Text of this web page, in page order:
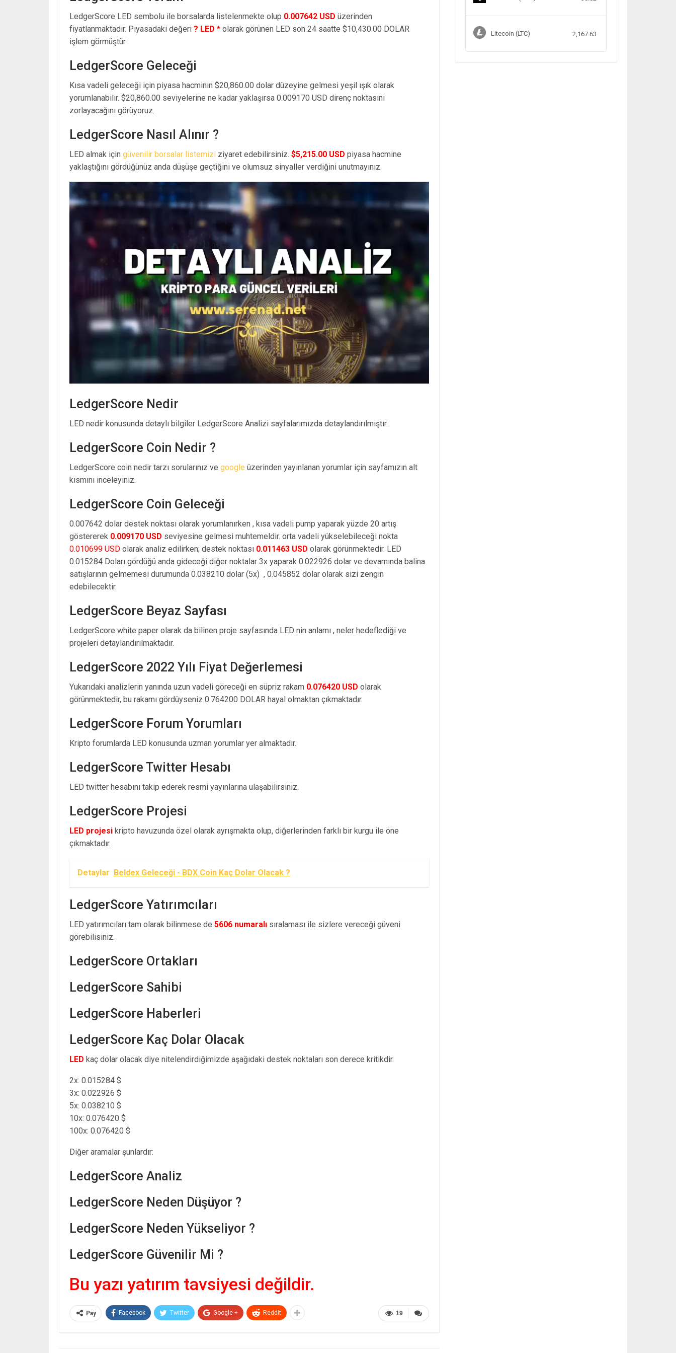
LedgerScore LED sembolu ile borsalarda listelenmekte olup 0.007642 USD üzerinden
fiyatlanmaktadır. Piyasadaki değeri ? LED * olarak görünen LED son 24 saatte $10,430.00 DOLAR
işlem görmüştür.
LedgerScore Geleceği
Kısa vadeli geleceği için piyasa hacminin $20,860.00 dolar düzeyine gelmesi yeşil ışık olarak
yorumlanabilir. $20,860.00 seviyelerine ne kadar yaklaşırsa 0.009170 USD direnç noktasını
zorlayacağını görüyoruz.
LedgerScore Nasıl Alınır ?
LED almak için güvenilir borsalar listemizi ziyaret edebilirsiniz. $5,215.00 USD piyasa hacmine
yaklaştığını gördüğünüz anda düşüşe geçtiğini ve olumsuz sinyaller verdiğini unutmayınız.
LedgerScore Nedir
LED nedir konusunda detaylı bilgiler LedgerScore Analizi sayfalarımızda detaylandırılmıştır.
LedgerScore Coin Nedir ?
LedgerScore coin nedir tarzı sorularınız ve google üzerinden yayınlanan yorumlar için sayfamızın alt
kısmını inceleyiniz.
LedgerScore Coin Geleceği
0.007642 dolar destek noktası olarak yorumlanırken , kısa vadeli pump yaparak yüzde 20 artış
göstererek 0.009170 USD seviyesine gelmesi muhtemeldir. orta vadeli yükselebileceği nokta
0.010699 USD olarak analiz edilirken; destek noktası 0.011463 USD olarak görünmektedir. LED
0.015284 Doları gördüğü anda gideceği diğer noktalar 3x yaparak 0.022926 dolar ve devamında balina
satışlarının gelmemesi durumunda 0.038210 dolar (5x) , 0.045852 dolar olarak sizi zengin
edebilecektir.
LedgerScore Beyaz Sayfası
LedgerScore white paper olarak da bilinen proje sayfasında LED nin anlamı , neler hedeflediği ve
projeleri detaylandırılmaktadır.
LedgerScore 2022 Yılı Fiyat Değerlemesi
Yukarıdaki analizlerin yanında uzun vadeli göreceği en süpriz rakam 0.076420 USD olarak
görünmektedir, bu rakamı gördüyseniz 0.764200 DOLAR hayal olmaktan çıkmaktadır.
LedgerScore Forum Yorumları
Kripto forumlarda LED konusunda uzman yorumlar yer almaktadır.
LedgerScore Twitter Hesabı
LED twitter hesabını takip ederek resmi yayınlarına ulaşabilirsiniz.
LedgerScore Projesi
LED projesi kripto havuzunda özel olarak ayrışmakta olup, diğerlerinden farklı bir kurgu ile öne
çıkmaktadır.
Detaylar Beldex Geleceği - BDX Coin Kaç Dolar Olacak ?
LedgerScore Yatırımcıları
LED yatırımcıları tam olarak bilinmese de 5606 numaralı sıralaması ile sizlere vereceği güveni
görebilisiniz.
LedgerScore Ortakları
LedgerScore Sahibi
LedgerScore Haberleri
LedgerScore Kaç Dolar Olacak
LED kaç dolar olacak diye nitelendirdiğimizde aşağıdaki destek noktaları son derece kritikdir.
2x: 0.015284 $
3x: 0.022926 $
5x: 0.038210 $
10x: 0.076420 $
100x: 0.076420 $
Diğer aramalar şunlardır:
LedgerScore Analiz
LedgerScore Neden Düşüyor ?
LedgerScore Neden Yükseliyor ?
LedgerScore Güvenilir Mi ?
Bu yazı yatırım tavsiyesi değildir.
19
Pay Facebook Twitter Google + ReddIt
Litecoin (LTC) 2,167.63